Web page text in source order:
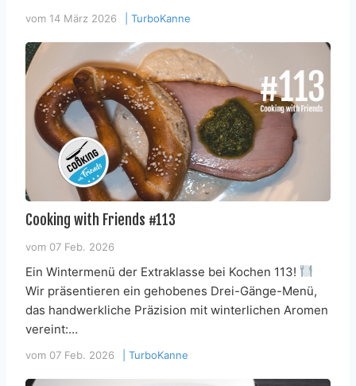
vom 14 März 2026 TurboKanne
Cooking with Friends #113
vom 07 Feb. 2026
Ein Wintermenü der Extraklasse bei Kochen 113!
Wir präsentieren ein gehobenes Drei-Gänge-Menü,
das handwerkliche Präzision mit winterlichen Aromen
vereint:…
vom 07 Feb. 2026 TurboKanne